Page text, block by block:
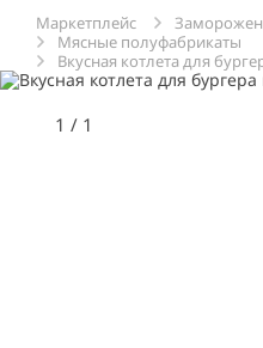
Маркетплейс
Мясные полуфабрикаты
1 / 1